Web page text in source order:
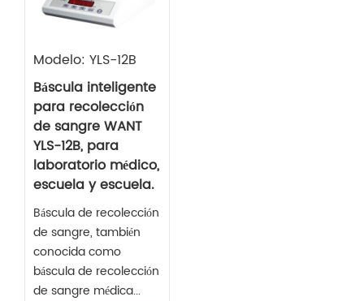
Modelo: YLS-12B
Báscula inteligente
para recolección
de sangre WANT
YLS-12B, para
laboratorio médico,
escuela y escuela.
Báscula de recolección
de sangre, también
conocida como
báscula de recolección
de sangre médica...